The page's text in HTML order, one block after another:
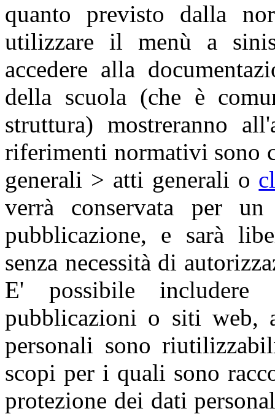
quanto previsto dalla
utilizzare il menù a
accedere alla
della scuola (che è
struttura) mostreranno
riferimenti normativi sono
generali > atti generali o
verrà conservata per
pubblicazione, e sarà
senza necessità di
E' possibile includere
pubblicazioni o siti
personali sono
scopi per i quali sono
protezione dei dati